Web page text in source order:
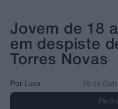
Jovem de 18
em despiste
Torres Novas
Por Lusa 16 de